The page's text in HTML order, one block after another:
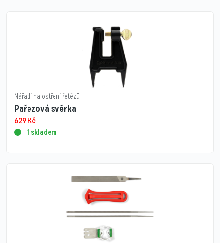
Nářadí na ostření řetězů
Pařezová svěrka
629Kč
1 skladem